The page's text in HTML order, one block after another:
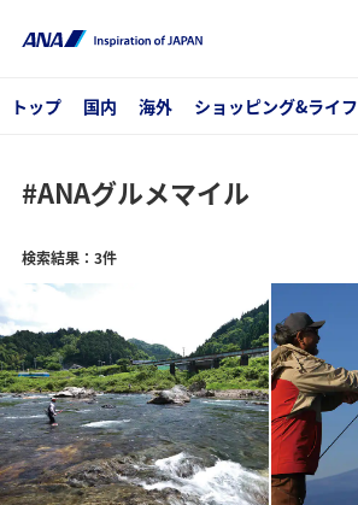
トップ 国内 海外 ショッピング&ライフ
#ANAグルメマイル
検索結果：3件